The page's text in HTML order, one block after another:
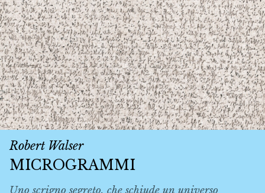
Robert Walser
MICROGRAMMI
Uno scrigno segreto, che schiude un universo